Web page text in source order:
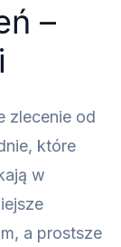
–
zlecenie od
które
w
a prostsze